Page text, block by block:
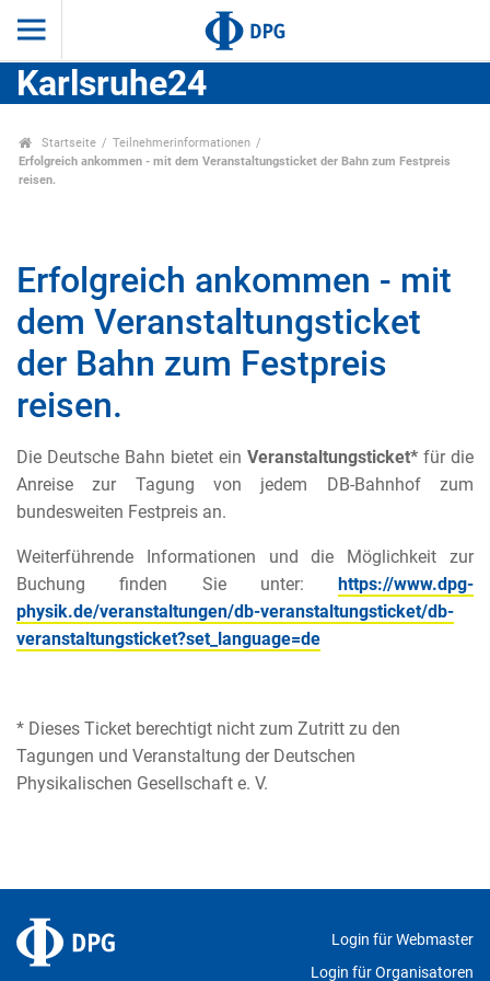
Karlsruhe24
Startseite
Teilnehmerinformationen
Erfolgreich ankommen - mit dem Veranstaltungsticket der Bahn zum Festpreis
reisen.
Erfolgreich ankommen - mit
dem Veranstaltungsticket
der Bahn zum Festpreis
reisen.
Die Deutsche Bahn bietet ein Veranstaltungsticket* für die
Anreise zur Tagung von jedem DB-Bahnhof zum
bundesweiten Festpreis an.
Weiterführende Informationen und die Möglichkeit zur
Buchung finden Sie unter:
https://www.dpg-
physik.de/veranstaltungen/db-veranstaltungsticket/db-
veranstaltungsticket?set_language=de
* Dieses Ticket berechtigt nicht zum Zutritt zu den
Tagungen und Veranstaltung der Deutschen
Physikalischen Gesellschaft e. V.
Login für Webmaster
Login für Organisatoren